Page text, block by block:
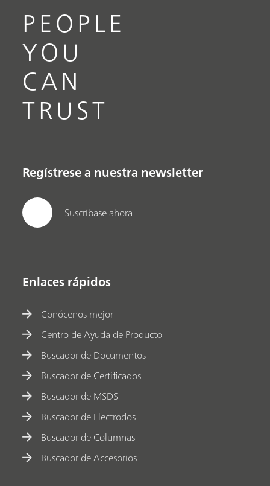
PEOPLE
YOU
CAN
TRUST
Regístrese a nuestra newsletter
Suscríbase ahora
Enlaces rápidos
Conócenos mejor
Centro de Ayuda de Producto
Buscador de Documentos
Buscador de Certificados
Buscador de MSDS
Buscador de Electrodos
Buscador de Columnas
Buscador de Accesorios